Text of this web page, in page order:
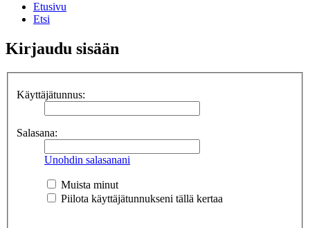
Etusivu
Etsi
Kirjaudu sisään
Käyttäjätunnus:
Salasana:
Unohdin salasanani
Muista minut
Piilota käyttäjätunnukseni tällä kertaa